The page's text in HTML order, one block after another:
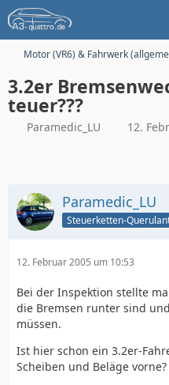
Motor (VR6) & Fahrwerk
3.2er
teuer???
Paramedic_LU 12.
Paramedic_LU
Steuerketten-
12. Februar 2005 um 10:53
Bei der Inspektion stellte
die Bremsen runter sind
müssen.
Ist hier schon ein 3.2er-
Scheiben und Beläge vorne?